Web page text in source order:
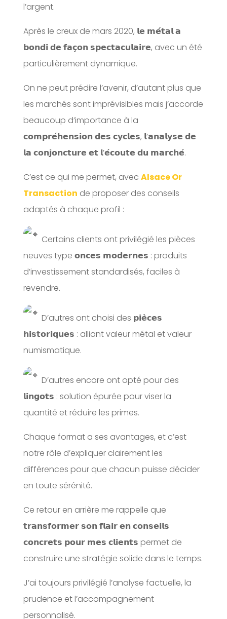
l’argent.
Après le creux de mars 2020, 𝗹𝗲 𝗺𝗲́𝘁𝗮𝗹 𝗮
𝗯𝗼𝗻𝗱𝗶 𝗱𝗲 𝗳𝗮𝗰̧𝗼𝗻 𝘀𝗽𝗲𝗰𝘁𝗮𝗰𝘂𝗹𝗮𝗶𝗿𝗲, avec un été
particulièrement dynamique.
On ne peut prédire l’avenir, d’autant plus que
les marchés sont imprévisibles mais j’accorde
beaucoup d’importance à la
𝗰𝗼𝗺𝗽𝗿𝗲́𝗵𝗲𝗻𝘀𝗶𝗼𝗻 𝗱𝗲𝘀 𝗰𝘆𝗰𝗹𝗲𝘀, 𝗹’𝗮𝗻𝗮𝗹𝘆𝘀𝗲 𝗱𝗲
𝗹𝗮 𝗰𝗼𝗻𝗷𝗼𝗻𝗰𝘁𝘂𝗿𝗲 𝗲𝘁 𝗹’𝗲́𝗰𝗼𝘂𝘁𝗲 𝗱𝘂 𝗺𝗮𝗿𝗰𝗵𝗲́.
C’est ce qui me permet, avec Alsace Or
Transaction de proposer des conseils
adaptés à chaque profil :
️Certains clients ont privilégié les pièces
neuves type 𝗼𝗻𝗰𝗲𝘀 𝗺𝗼𝗱𝗲𝗿𝗻𝗲𝘀 : produits
d’investissement standardisés, faciles à
revendre.
️D’autres ont choisi des 𝗽𝗶𝗲̀𝗰𝗲𝘀
𝗵𝗶𝘀𝘁𝗼𝗿𝗶𝗾𝘂𝗲𝘀 : alliant valeur métal et valeur
numismatique.
️D’autres encore ont opté pour des
𝗹𝗶𝗻𝗴𝗼𝘁𝘀 : solution épurée pour viser la
quantité et réduire les primes.
Chaque format a ses avantages, et c’est
notre rôle d’expliquer clairement les
différences pour que chacun puisse décider
en toute sérénité.
Ce retour en arrière me rappelle que
𝘁𝗿𝗮𝗻𝘀𝗳𝗼𝗿𝗺𝗲𝗿 𝘀𝗼𝗻 𝗳𝗹𝗮𝗶𝗿 𝗲𝗻 𝗰𝗼𝗻𝘀𝗲𝗶𝗹𝘀
𝗰𝗼𝗻𝗰𝗿𝗲𝘁𝘀 𝗽𝗼𝘂𝗿 𝗺𝗲𝘀 𝗰𝗹𝗶𝗲𝗻𝘁𝘀 permet de
construire une stratégie solide dans le temps.
J’ai toujours privilégié l’analyse factuelle, la
prudence et l’accompagnement
personnalisé.